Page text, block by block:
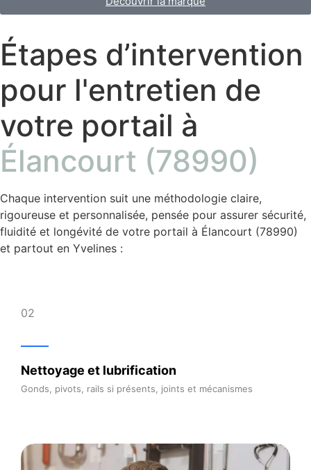
Étapes d’intervention
pour l'entretien de
votre portail à
Élancourt (78990)
Chaque intervention suit une méthodologie claire,
rigoureuse et personnalisée, pensée pour assurer sécurité,
fluidité et longévité de votre portail à Élancourt (78990)
et partout en Yvelines :
Vérification des dispositifs de sécurité
Cellules photoélectriques, verrouillages, arrêts